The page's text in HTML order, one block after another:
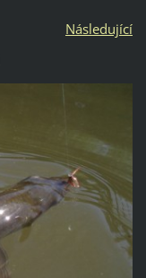
Následující